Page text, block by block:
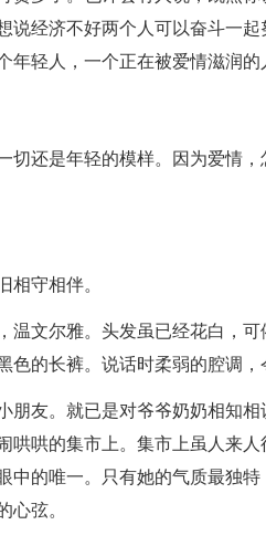
说经济不好两个人可以奋斗一
轻人，一个正在被爱情滋润的
切还是年轻的模样。因为爱情
相守相伴。
温文尔雅。头发虽已经花白，可
的长裤。说话时柔弱的腔调，
朋友。就已是对爷爷奶奶相知
哄哄的集市上。集市上虽人来人
的唯一。只有她的气质最独特
心弦。